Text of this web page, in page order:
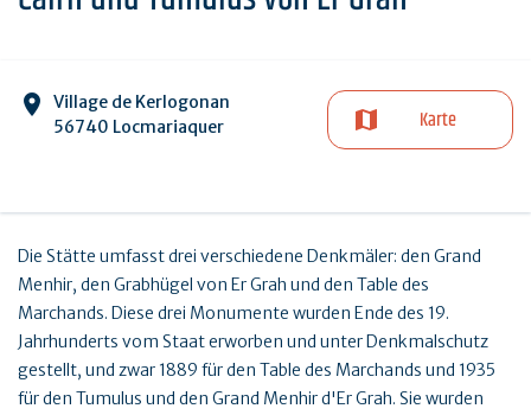
Village de Kerlogonan
56740 Locmariaquer
Karte
Die Stätte umfasst drei verschiedene Denkmäler: den Grand
Menhir, den Grabhügel von Er Grah und den Table des
Marchands. Diese drei Monumente wurden Ende des 19.
Jahrhunderts vom Staat erworben und unter Denkmalschutz
gestellt, und zwar 1889 für den Table des Marchands und 1935
für den Tumulus und den Grand Menhir d'Er Grah. Sie wurden